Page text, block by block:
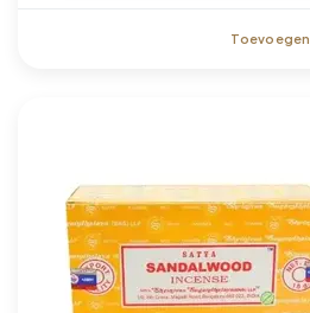
Toevoegen